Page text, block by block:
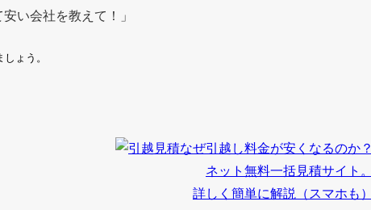
い会社を教えて！」
ょう。
なぜ引越し料金が安くなるのか？
ネット無料一括見積サイト。
詳しく簡単に解説（スマホも）